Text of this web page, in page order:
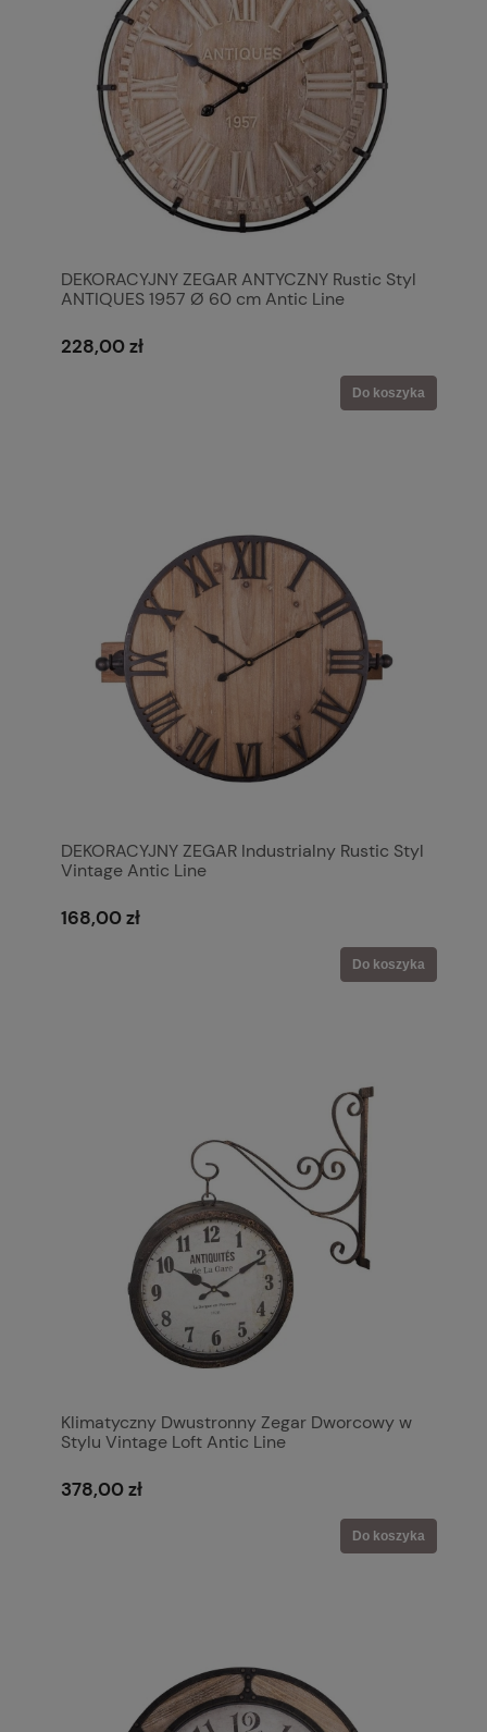
DEKORACYJNY ZEGAR ANTYCZNY Rustic Styl
ANTIQUES 1957 Ø 60 cm Antic Line
228,00 zł
Do koszyka
DEKORACYJNY ZEGAR Industrialny Rustic Styl
Vintage Antic Line
168,00 zł
Do koszyka
Klimatyczny Dwustronny Zegar Dworcowy w
Stylu Vintage Loft Antic Line
378,00 zł
Do koszyka